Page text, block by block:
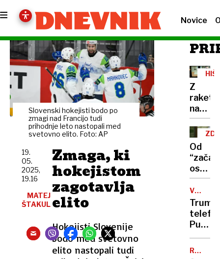
Novice
Slovenski hokejisti bodo po
zmagi nad Francijo tudi
prihodnje leto nastopali med
svetovno elito. Foto: AP
Zmaga, ki
hokejistom
zagotavlja
elito
Hokejisti Slovenije
bodo med svetovno
elito nastopali tudi
19.
05.
2025,
19.16
MATEJ
ŠTAKUL
Z
nad
zapor?
naj
bi
iz
zapora
Od
oskrbe
vse
več
ljudi
VOJNA
V
Trump
Putinu,
poteka